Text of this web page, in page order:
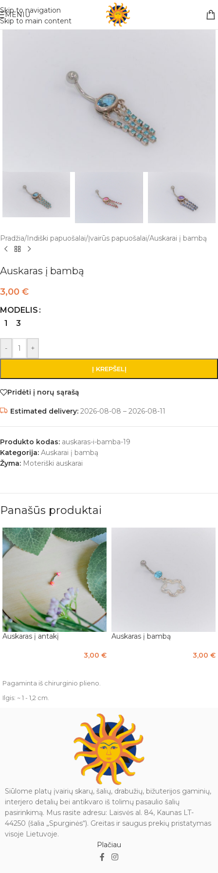
Skip to navigation
Skip to main content
Nemokamas pristatymas į paštomatą apsiperkant už 30€!!
MENIU
Pradžia/Indiški papuošalai/Įvairūs papuošalai/Auskarai į bambą
Auskaras į bambą
3,00 €
MODELIS
1
3
- +
Į KREPŠELĮ
Pridėti į norų sąrašą
Estimated delivery: 2026-08-08 – 2026-08-11
Produkto kodas: auskaras-i-bamba-19
Kategorija: Auskarai į bambą
Žyma: Moteriški auskarai
Panašūs produktai
Auskaras į antakį
3,00 €
Pagaminta iš chirurginio plieno.
Ilgis: ~ 1 - 1,2 cm.
Auskaras į bambą
3,00 €
Siūlome platų įvairių skarų, šalių, drabužių, bižuterijos gaminių,
interjero detalių bei antikvaro iš tolimų pasaulio šalių
pasirinkimą. Mus rasite adresu: Laisvės al. 84, Kaunas LT-
44250 (šalia „Spurginės“). Greitas ir saugus prekių pristatymas
visoje Lietuvoje.
Plačiau